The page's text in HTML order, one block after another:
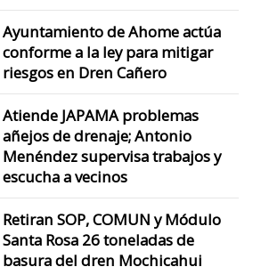
Ayuntamiento de Ahome actúa
conforme a la ley para mitigar
riesgos en Dren Cañero
Atiende JAPAMA problemas
añejos de drenaje; Antonio
Menéndez supervisa trabajos y
escucha a vecinos
Retiran SOP, COMUN y Módulo
Santa Rosa 26 toneladas de
basura del dren Mochicahui